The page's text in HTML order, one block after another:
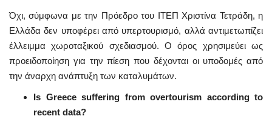
Όχι, σύμφωνα με την Πρόεδρο του ΙΤΕΠ Χριστίνα Τετράδη, η
Ελλάδα δεν υποφέρει από υπερτουρισμό, αλλά αντιμετωπίζει
έλλειμμα χωροταξικού σχεδιασμού. Ο όρος χρησιμεύει ως
προειδοποίηση για την πίεση που δέχονται οι υποδομές από
την άναρχη ανάπτυξη των καταλυμάτων.
Is Greece suffering from overtourism according to
recent data?